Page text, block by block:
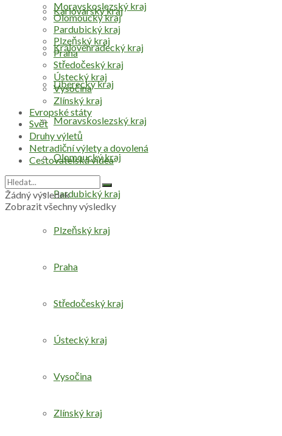
Karlovarský kraj
Královéhradecký kraj
Liberecký kraj
Moravskoslezský kraj
Olomoucký kraj
Pardubický kraj
Plzeňský kraj
Praha
Středočeský kraj
Ústecký kraj
Vysočina
Zlínský kraj
Moravskoslezský kraj
Olomoucký kraj
Pardubický kraj
Plzeňský kraj
Praha
Středočeský kraj
Ústecký kraj
Vysočina
Zlínský kraj
Evropské státy
Svět
Druhy výletů
Netradiční výlety a dovolená
Cestovatelská videa
Žádný výsledek
Zobrazit všechny výsledky